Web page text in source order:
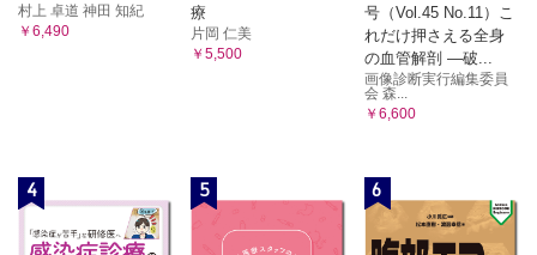
村上 卓道 神田 知紀
￥6,490
療
片岡 仁美
￥5,500
号（Vol.45 No.11）こ
れだけ押さえる全身
の血管解剖 ―破...
画像診断実行編集委員
会 森...
￥6,600
4 5 6